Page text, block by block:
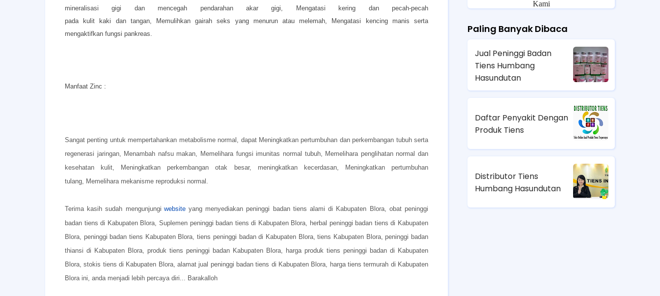
mineralisasi gigi dan mencegah pendarahan akar gigi,
Mengatasi kering dan pecah-pecah
pada kulit kaki dan tangan,
Memulihkan gairah seks yang menurun atau melemah,
Mengatasi kencing manis serta
mengaktifkan fungsi pankreas.
Manfaat Zinc :
Sangat penting untuk mempertahankan metabolisme normal, dapat Meningkatkan pertumbuhan dan perkembangan tubuh serta
regenerasi jaringan, Menambah nafsu makan, Memelihara fungsi imunitas normal tubuh, Memelihara penglihatan normal dan
kesehatan kulit,
Meningkatkan perkembangan otak besar, meningkatkan kecerdasan,
Meningkatkan pertumbuhan
tulang, Memelihara mekanisme reproduksi normal.
Terima kasih sudah mengunjungi websiteyang menyediakan peninggi badan tiens alami di Kabupaten Blora, obat peninggi
badan tiens di Kabupaten Blora, Suplemen peninggi badan tiens di Kabupaten Blora, herbal peninggi badan tiens di Kabupaten
Blora, peninggi badan tiens Kabupaten Blora, tiens peninggi badan di Kabupaten Blora, tiens Kabupaten Blora, peninggi badan
thiansi di Kabupaten Blora, produk tiens peninggi badan Kabupaten Blora, harga produk tiens peninggi badan di Kabupaten
Blora, stokis tiens di Kabupaten Blora, alamat jual peninggi badan tiens di Kabupaten Blora, harga tiens termurah di Kabupaten
Blora ini, anda menjadi lebih percaya diri... Barakalloh
Kami
Paling Banyak Dibaca
Jual Peninggi Badan
Tiens Humbang
Hasundutan
Daftar Penyakit Dengan
Produk Tiens
Distributor Tiens
Humbang Hasundutan